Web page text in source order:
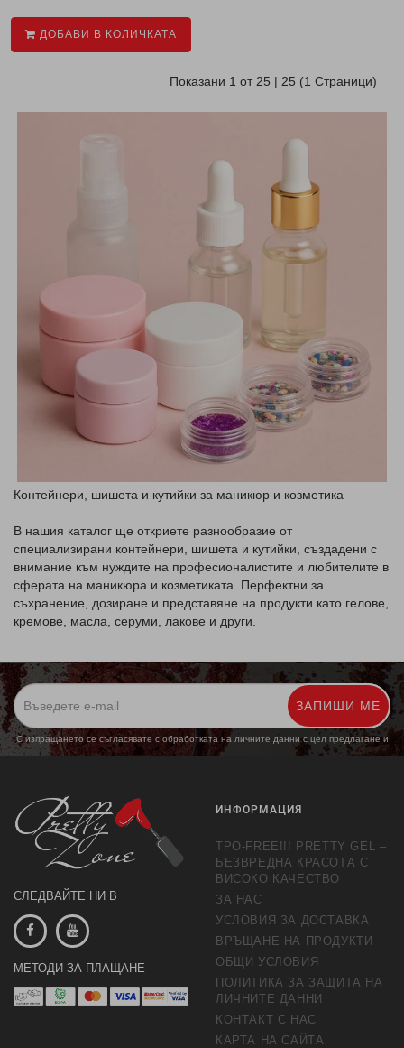
ДОБАВИ В КОЛИЧКАТА
Показани 1 от 25 | 25 (1 Страници)
Контейнери, шишета и кутийки за маникюр и козметика
В нашия каталог ще откриете разнообразие от
специализирани контейнери, шишета и кутийки, създадени с
внимание към нуждите на професионалистите и любителите в
сферата на маникюра и козметиката. Перфектни за
съхранение, дозиране и представяне на продукти като гелове,
кремове, масла, серуми, лакове и други.
ЗАПИШИ МЕ
С изпращането се съгласявате с обработката на личните данни с цел предлагане и
обработка на маркетингови предложения. Повече информация
СЛЕДВАЙТЕ НИ В
МЕТОДИ ЗА ПЛАЩАНЕ
ИНФОРМАЦИЯ
TPO-FREE!!! PRETTY GEL –
БЕЗВРЕДНА КРАСОТА С
ВИСОКО КАЧЕСТВО
ЗА НАС
УСЛОВИЯ ЗА ДОСТАВКА
ВРЪЩАНЕ НА ПРОДУКТИ
ОБЩИ УСЛОВИЯ
ПОЛИТИКА ЗА ЗАЩИТА НА
ЛИЧНИТЕ ДАННИ
КОНТАКТ С НАС
КАРТА НА САЙТА